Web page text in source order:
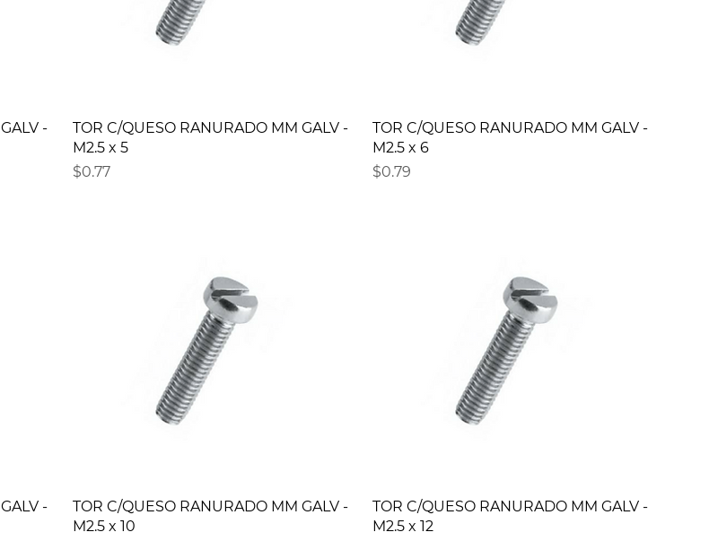
-
TOR C/QUESO RANURADO MM GALV -
M2.5 x 5
Precio
$0.77
TOR C/QUESO RANURADO MM GALV -
M2.5 x 6
Precio
$0.79
-
TOR C/QUESO RANURADO MM GALV -
M2.5 x 10
TOR C/QUESO RANURADO MM GALV -
M2.5 x 12